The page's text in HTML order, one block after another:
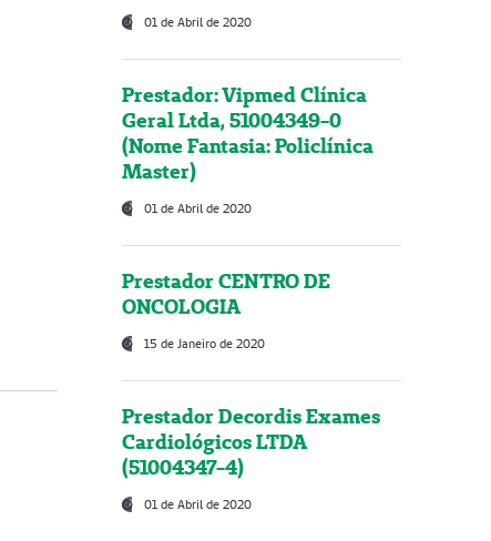
01 de Abril de 2020
Prestador: Vipmed Clínica
Geral Ltda, 51004349-0
(Nome Fantasia: Policlínica
Master)
01 de Abril de 2020
Prestador CENTRO DE
ONCOLOGIA
15 de Janeiro de 2020
Prestador Decordis Exames
Cardiológicos LTDA
(51004347-4)
01 de Abril de 2020